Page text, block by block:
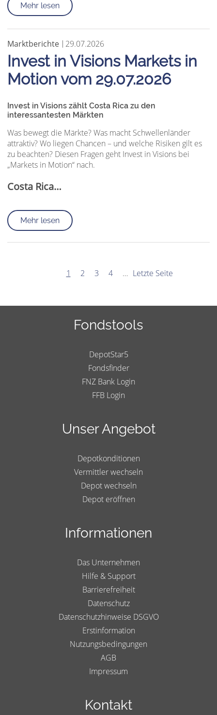
Mehr lesen
Marktberichte 29.07.2026
Invest in Visions Markets in
Motion vom 29.07.2026
Invest in Visions zählt Costa Rica zu den
interessantesten Märkten
Was bewegt die Märkte? Was macht Schwellenländer
attraktiv? Wo liegen Chancen – und welche Risiken gilt es
zu beachten? Diesen Fragen geht Invest in Visions bei
„Markets in Motion“ nach.
Costa Rica…
Mehr lesen
1 2 3 4 … Letzte Seite
Fondstools
DepotStar5
Fondsfinder
FNZ Bank Login
FFB Login
Unser Angebot
Depotkonditionen
Vermittler wechseln
Depot wechseln
Depot eröffnen
Informationen
Das Unternehmen
Hilfe & Support
Barrierefreiheit
Datenschutz
Datenschutzhinweise DSGVO
Erstinformation
Nutzungsbedingungen
AGB
Impressum
Kontakt